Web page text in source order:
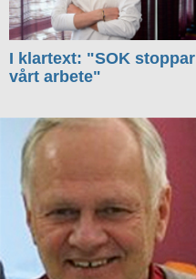
I klartext: "SOK stoppar
vårt arbete"